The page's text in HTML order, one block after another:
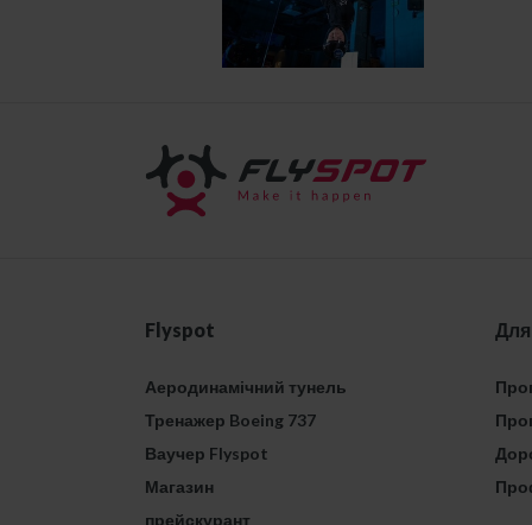
Flyspot
Аеродинамічний тунель
Тренажер Boeing 737
Ваучер Flyspot
Магазин
прейскурант
Для